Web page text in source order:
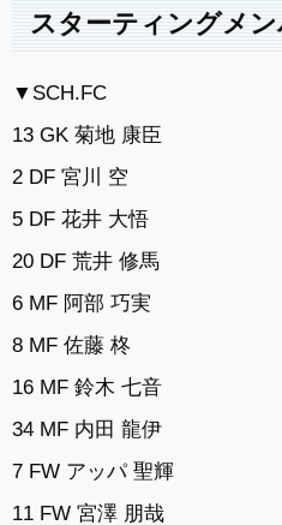
スターティングメ
▼SCH.FC
13 GK 菊地 康臣
2 DF 宮川 空
5 DF 花井 大悟
20 DF 荒井 修馬
6 MF 阿部 巧実
8 MF 佐藤 柊
16 MF 鈴木 七音
34 MF 内田 龍伊
7 FW アッパ 聖輝
11 FW 宮澤 朋哉